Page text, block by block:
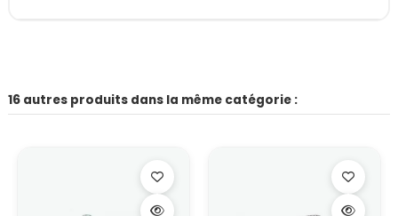
16 autres produits dans la même catégorie :